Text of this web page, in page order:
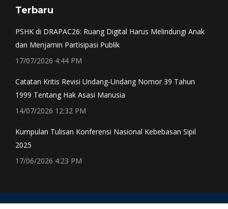
opens
window
opens
window
opens
window
Terbaru
PSHK di DRAPAC26: Ruang Digital Harus Melindungi Anak
dan Menjamin Partisipasi Publik
17/07/2026 4:44 PM
Catatan Kritis Revisi Undang-Undang Nomor 39 Tahun
1999 Tentang Hak Asasi Manusia
14/07/2026 12:32 PM
Kumpulan Tulisan Konferensi Nasional Kebebasan Sipil
2025
17/06/2026 4:23 PM